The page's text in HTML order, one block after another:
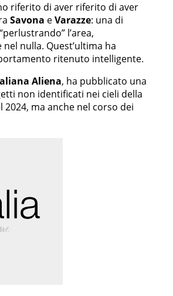
riferito di aver riferito di aver
Savona eVarazze: una di
l’area,
nulla. Quest’ultima ha
ritenuto intelligente.
Aliena, ha pubblicato una
non identificati nei cieli della
ma anche nel corso dei